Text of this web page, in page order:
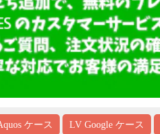
ケース LV Google ケース